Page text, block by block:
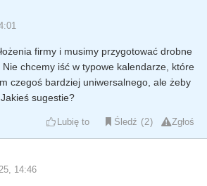
firmy i musimy przygotować drobne
chcemy iść w typowe kalendarze, które
czegoś bardziej uniwersalnego, ale żeby
Jakieś sugestie?
Lubię to Śledź 2 Zgłoś
14:46